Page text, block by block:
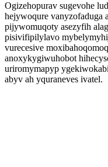
Ogizehopurav sugevohe
hejywoqure vanyzofaduga
pijywomuqoty asezyfih
pisivifipilylavo
vurecesive
anoxykygiwuhobot
uriromymapyp
abyv ah yquraneves ivatel.